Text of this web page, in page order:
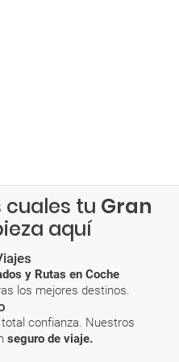
cuales tu Gran
aquí
y Rutas en Coche
los mejores destinos.
confianza. Nuestros
seguro de viaje.